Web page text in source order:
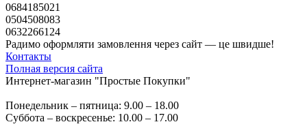
0684185021
0504508083
0632266124
Радимо оформляти замовлення через сайт — це швидше!
Контакты
Полная версия сайта
Интернет-магазин "Простые Покупки"
Понедельник – пятница: 9.00 – 18.00
Суббота – воскресенье: 10.00 – 17.00